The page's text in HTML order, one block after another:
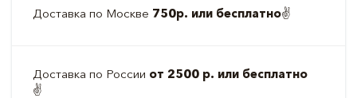
Доставка по Москве 750р. или бесплатно✌️
Доставка по России от 2500 р. или бесплатно
✌️